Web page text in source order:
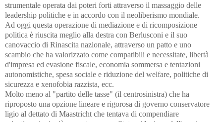
strumentale operata dai poteri forti attraverso il massaggio delle
leadership politiche e in accordo con il neoliberismo mondiale.
Ad oggi questa operazione di mediazione e di ricomposizione
politica è riuscita meglio alla destra con Berlusconi e il suo
canovaccio di Rinascita nazionale, attraverso un patto e uno
scambio che ha valorizzato come compatibili e necessitate, libertà
d'impresa ed evasione fiscale, economia sommersa e tentazioni
autonomistiche, spesa sociale e riduzione del welfare, politiche di
sicurezza e xenofobia razzista, ecc.
Molto meno al "partito delle tasse" (il centrosinistra) che ha
riproposto una opzione lineare e rigorosa di governo conservatore
ligio al dettato di Maastricht che tentava di compendiare